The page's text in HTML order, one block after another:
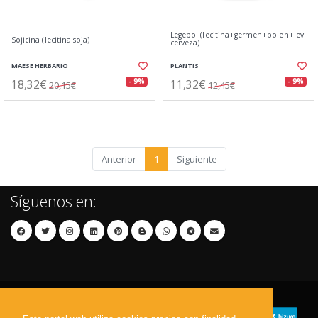
Sojicina (lecitina soja)
MAESE HERBARIO
18,32€ 20,15€ - 9%
Legepol (lecitina+germen+polen+lev.
cerveza)
PLANTIS
11,32€ 12,45€ - 9%
Anterior 1 Siguiente
Síguenos en: